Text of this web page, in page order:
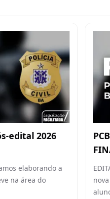
edital 2026
elaborando a
na área do